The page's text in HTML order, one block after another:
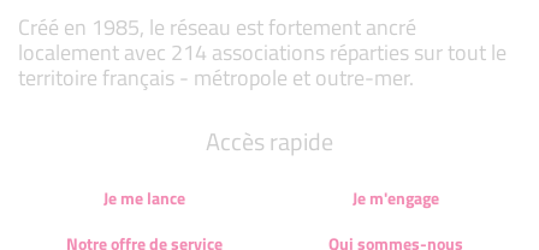
Créé en 1985, le réseau est fortement ancré
localement avec 214 associations réparties sur tout le
territoire français - métropole et outre-mer.
Accès rapide
Je me lance
Je m'engage
Notre offre de service
Qui sommes-nous